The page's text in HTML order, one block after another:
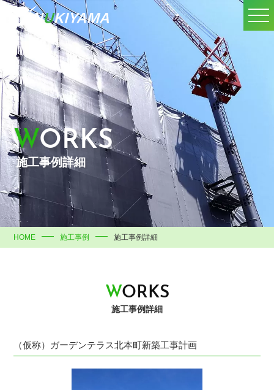
WORKS
施工事例詳細
HOME 施工事例 施工事例詳細
WORKS
施工事例詳細
（仮称）ガーデンテラス北本町新築工事計画